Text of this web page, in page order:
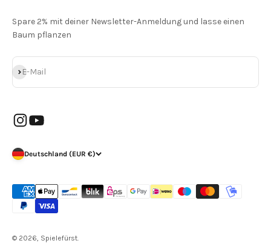
Spare 2% mit deiner Newsletter-Anmeldung und lasse einen
Baum pflanzen
E-Mail
Abonnieren
Deutschland (EUR €)
© 2026, Spielefürst.